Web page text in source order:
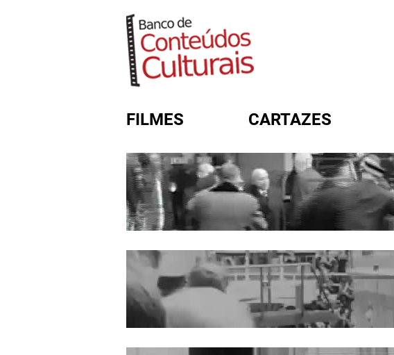
FILMES CARTAZES
FORMULÁRIO DE BUSCA